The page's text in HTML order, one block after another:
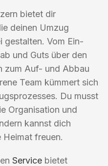
bietet dir
deinen Umzug
gestalten. Vom Ein-
und Guts über den
zum Auf- und Abbau
Team kümmert sich
Du musst
Organisation und
kannst dich
Heimat freuen.
Service bietet